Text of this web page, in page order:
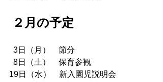
２月の予定
3日（月）    節分
8日（土）    保育参観
19日（水）    新入園児説明会